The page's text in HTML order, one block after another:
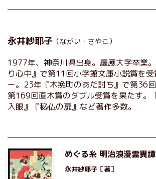
永井紗耶子 （ながい・さやこ）
1977年、神奈川県出身。慶應大学卒業
り心中』で第11回小学館文庫小説賞を
ー。23年『木挽町のあだ討ち』で第36
第169回直木賞のダブル受賞を果たす。
入眼』『秘仏の扉』など著作多数。
めぐる糸 明治浪漫霊異譚
永井紗耶子 ［著］